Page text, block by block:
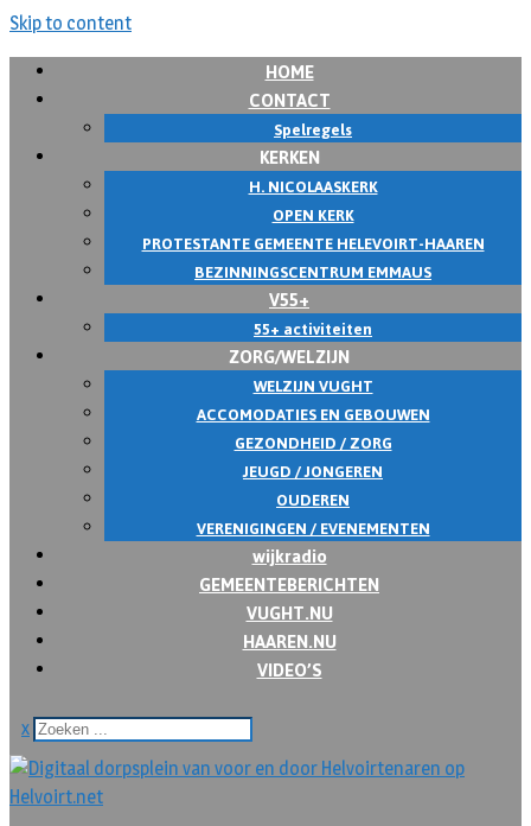
Skip to content
HOME
CONTACT
Spelregels
KERKEN
H. NICOLAASKERK
OPEN KERK
PROTESTANTE GEMEENTE HELEVOIRT-HAAREN
BEZINNINGSCENTRUM EMMAUS
V55+
55+ activiteiten
ZORG/WELZIJN
WELZIJN VUGHT
ACCOMODATIES EN GEBOUWEN
GEZONDHEID / ZORG
JEUGD / JONGEREN
OUDEREN
VERENIGINGEN / EVENEMENTEN
wijkradio
GEMEENTEBERICHTEN
VUGHT.NU
HAAREN.NU
VIDEO’S
x